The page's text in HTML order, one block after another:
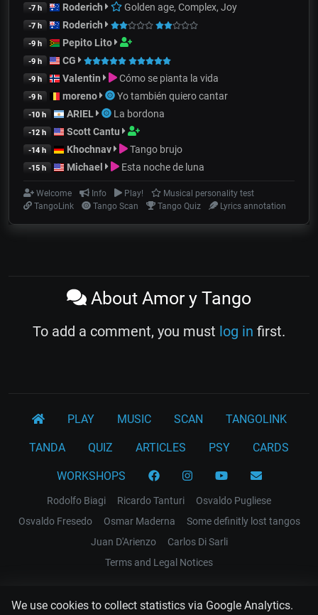
We use cookies to collect statistics via Google Analytics.
-7 h Roderich Golden age, Complex, Joy
-7 h Roderich
-9 h Pepito Lito
-9 h CG
-9 h Valentin Cómo se pianta la vida
-9 h moreno Yo también quiero cantar
-10 h ARIEL La bordona
-12 h Scott Cantu
-14 h Khochnav Tango brujo
-15 h Michael Esta noche de luna
Welcome Info Play!
Musical personality test
TangoLink
Tango Scan Tango Quiz Lyrics annotation
About Amor y Tango
To add a comment, you must log in first.
PLAY MUSIC SCAN TANGOLINK
TANDA QUIZ ARTICLES PSY CARDS
WORKSHOPS
Rodolfo Biagi Ricardo Tanturi
Osvaldo Pugliese
Osvaldo Fresedo
Osmar Maderna
Some definitly lost tangos
Juan D'Arienzo
Carlos Di Sarli
Terms and Legal Notices
EL RECODO TANGO